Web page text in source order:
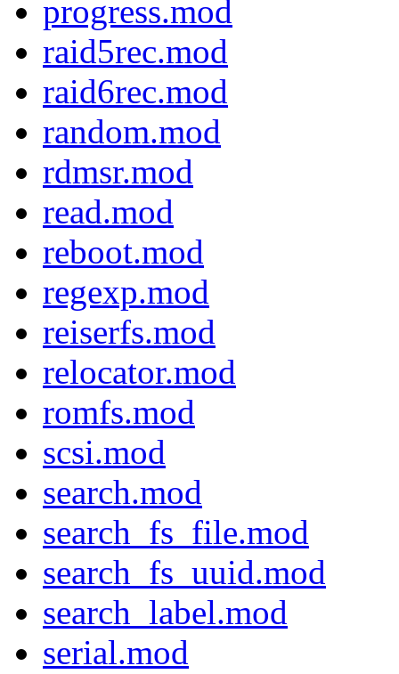
progress.mod
raid5rec.mod
raid6rec.mod
random.mod
rdmsr.mod
read.mod
reboot.mod
regexp.mod
reiserfs.mod
relocator.mod
romfs.mod
scsi.mod
search.mod
search_fs_file.mod
search_fs_uuid.mod
search_label.mod
serial.mod